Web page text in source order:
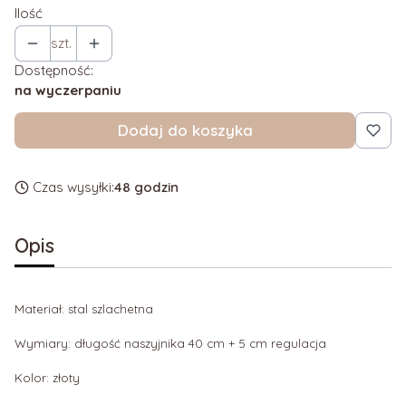
Ilość
szt.
Dostępność:
na wyczerpaniu
Dodaj do koszyka
Czas wysyłki:48 godzin
Opis
Materiał: stal szlachetna
Wymiary: długość naszyjnika 40 cm + 5 cm regulacja
Kolor: złoty